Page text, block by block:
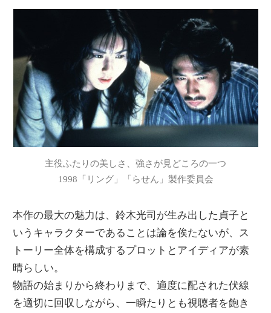
主役ふたりの美しさ、強さが見どころの一つ
1998「リング」「らせん」製作委員会
本作の最大の魅力は、鈴木光司が生み出した貞子と
いうキャラクターであることは論を俟たないが、ス
トーリー全体を構成するプロットとアイディアが素
晴らしい。
物語の始まりから終わりまで、適度に配された伏線
を適切に回収しながら、一瞬たりとも視聴者を飽き